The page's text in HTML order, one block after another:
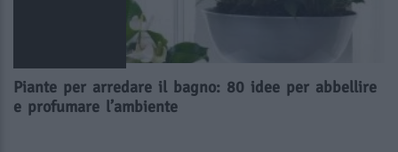
Piante per arredare il bagno: 80 idee per abbellire
e profumare l’ambiente